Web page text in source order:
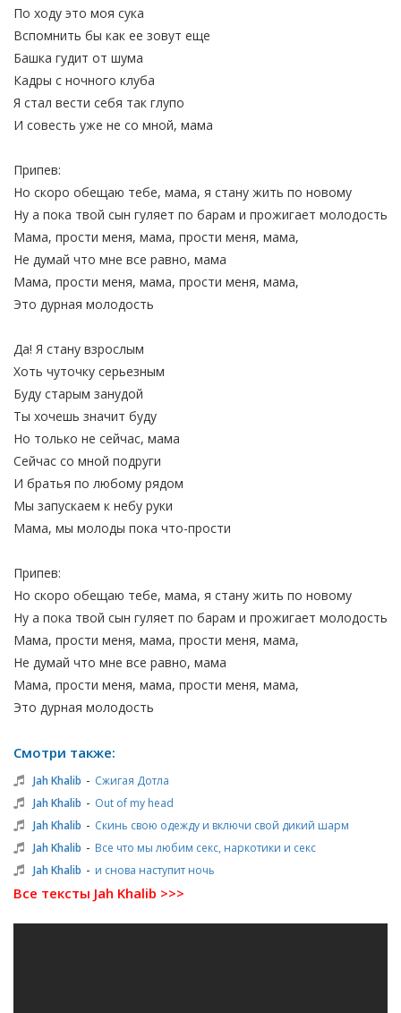
По ходу это моя сука
Вспомнить бы как ее зовут еще
Башка гудит от шума
Кадры с ночного клуба
Я стал вести себя так глупо
И совесть уже не со мной, мама
Припев:
Но скоро обещаю тебе, мама, я стану жить по новому
Ну а пока твой сын гуляет по барам и прожигает молодость
Мама, прости меня, мама, прости меня, мама,
Не думай что мне все равно, мама
Мама, прости меня, мама, прости меня, мама,
Это дурная молодость
Да! Я стану взрослым
Хоть чуточку серьезным
Буду старым занудой
Ты хочешь значит буду
Но только не сейчас, мама
Сейчас со мной подруги
И братья по любому рядом
Мы запускаем к небу руки
Мама, мы молоды пока что-прости
Припев:
Но скоро обещаю тебе, мама, я стану жить по новому
Ну а пока твой сын гуляет по барам и прожигает молодость
Мама, прости меня, мама, прости меня, мама,
Не думай что мне все равно, мама
Мама, прости меня, мама, прости меня, мама,
Это дурная молодость
Смотри также:
Jah Khalib - Сжигая Дотла
Jah Khalib - Out of my head
Jah Khalib - Скинь свою одежду и включи свой дикий шарм
Jah Khalib - Все что мы любим секс, наркотики и секс
Jah Khalib - и снова наступит ночь
Все тексты Jah Khalib >>>